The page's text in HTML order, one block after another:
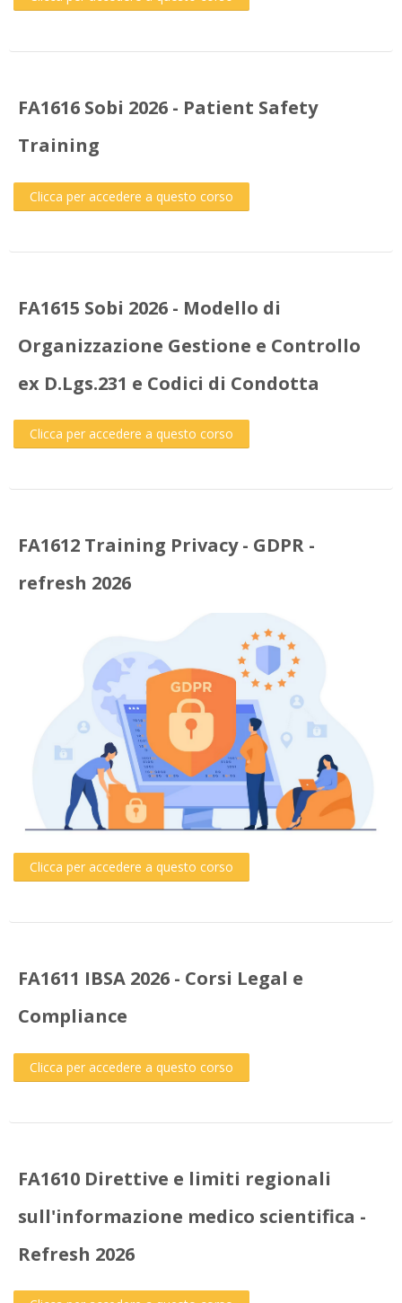
FA1616 Sobi 2026 - Patient Safety
Training
Clicca per accedere a questo corso
FA1615 Sobi 2026 - Modello di
Organizzazione Gestione e Controllo
ex D.Lgs.231 e Codici di Condotta
Clicca per accedere a questo corso
FA1612 Training Privacy - GDPR -
refresh 2026
Clicca per accedere a questo corso
FA1611 IBSA 2026 - Corsi Legal e
Compliance
Clicca per accedere a questo corso
FA1610 Direttive e limiti regionali
sull'informazione medico scientifica -
Refresh 2026